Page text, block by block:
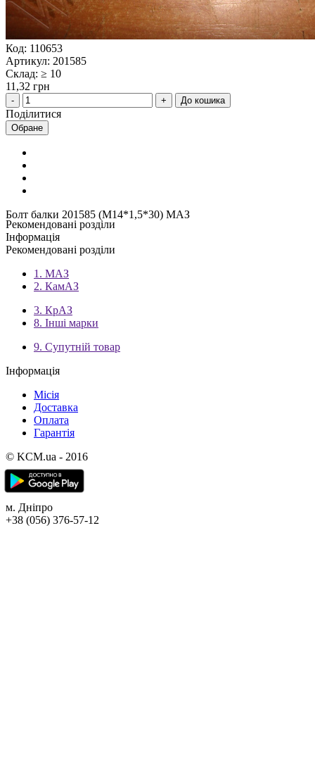
Код: 110653
Артикул: 201585
Склад: ≥ 10
11,32 грн
До кошика
Поділитися
Обране
Болт балки 201585 (М14*1,5*30) МАЗ
Рекомендовані розділи
Інформація
Рекомендовані розділи
1. МАЗ
2. КамАЗ
3. КрАЗ
8. Інші марки
9. Супутній товар
Інформація
Місія
Доставка
Оплата
Гарантія
© KCM.ua - 2016
м. Дніпро
+38 (056) 376-57-12